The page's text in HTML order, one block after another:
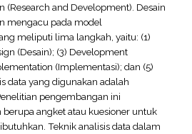
(Research and Development). Desain
mengacu pada model
meliputi lima langkah, yaitu: (1)
(Desain); (3) Development
(Implementasi); dan (5)
data yang digunakan adalah
pengembangan ini
angket atau kuesioner untuk
Teknik analisis data dalam